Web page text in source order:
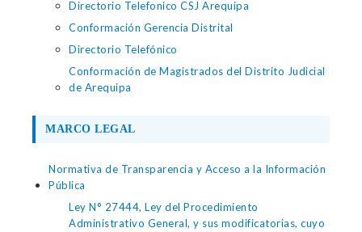
Directorio Telefonico CSJ Arequipa
Conformación Gerencia Distrital
Directorio Telefónico
Conformación de Magistrados del Distrito Judicial
de Arequipa
MARCO LEGAL
Normativa de Transparencia y Acceso a la Información
Pública
Ley N° 27444, Ley del Procedimiento
Administrativo General, y sus modificatorias, cuyo